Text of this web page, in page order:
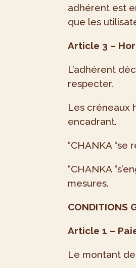
adhérent est
que les
Article 3 –
L’adhérent
respecter.
Les créneaux
encadrant.
“CHANKA
“CHANKA
mesures.
CONDITIONS
Article 1 –
Le montant